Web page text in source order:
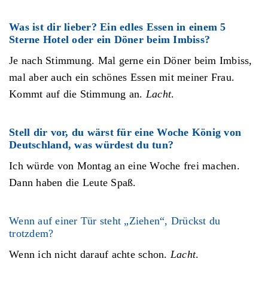
Was ist dir lieber? Ein edles Essen in einem 5
Sterne Hotel oder ein Döner beim Imbiss?
Je nach Stimmung. Mal gerne ein Döner beim Imbiss,
mal aber auch ein schönes Essen mit meiner Frau.
Kommt auf die Stimmung an. Lacht.
Stell dir vor, du wärst für eine Woche König von
Deutschland, was würdest du tun?
Ich würde von Montag an eine Woche frei machen.
Dann haben die Leute Spaß.
Wenn auf einer Tür steht „Ziehen“, Drückst du
trotzdem?
Wenn ich nicht darauf achte schon. Lacht.